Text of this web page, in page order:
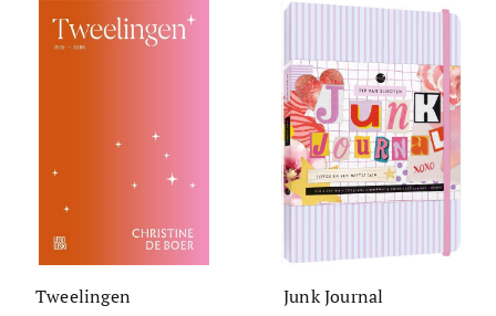
Tweelingen Junk Journal